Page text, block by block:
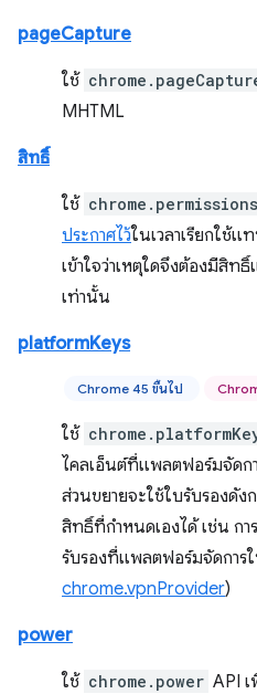
pageCapture
ใช้
MHTML
สิทธิ์
ใช้ chrome.permissions
ประกาศไว้ในเวลาเรียกใช้แ
เข้าใจว่าเหตุใดจึงต้องมีสิท
เท่านั้น
platformKeys
Chrome 45 ขึ้นไป
ใช้
ไคลเอ็นต์ที่แพลตฟอร์มจัดก
ส่วนขยายจะใช้ใบรับรองดัง
สิทธิ์ที่กำหนดเองได้ เช่น ก
รับรองที่แพลตฟอร์มจัดการ
chrome.vpnProvider)
power
ใช้ chrome.power API เ